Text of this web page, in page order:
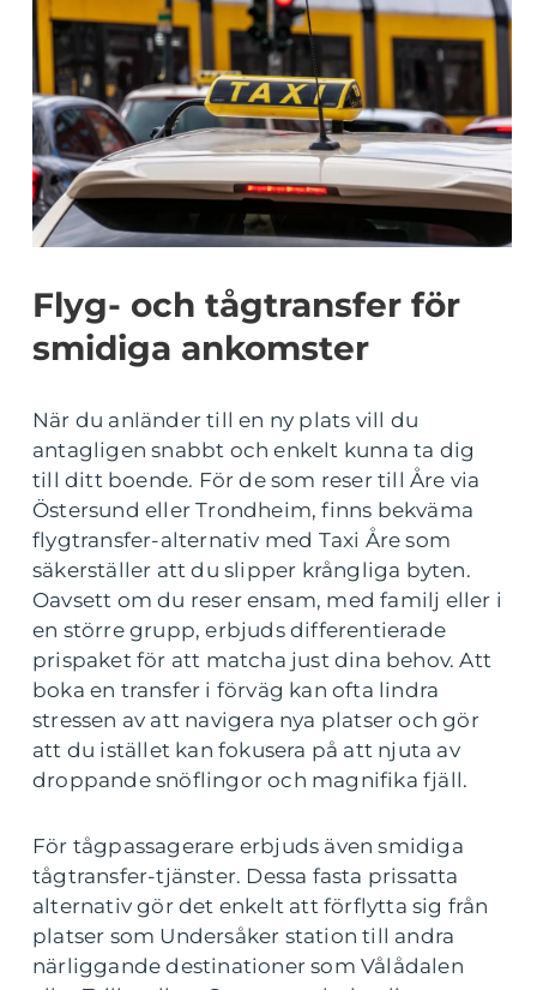
Flyg- och tågtransfer för
smidiga ankomster
När du anländer till en ny plats vill du
antagligen snabbt och enkelt kunna ta dig
till ditt boende. För de som reser till Åre via
Östersund eller Trondheim, finns bekväma
flygtransfer-alternativ med Taxi Åre som
säkerställer att du slipper krångliga byten.
Oavsett om du reser ensam, med familj eller i
en större grupp, erbjuds differentierade
prispaket för att matcha just dina behov. Att
boka en transfer i förväg kan ofta lindra
stressen av att navigera nya platser och gör
att du istället kan fokusera på att njuta av
droppande snöflingor och magnifika fjäll.
För tågpassagerare erbjuds även smidiga
tågtransfer-tjänster. Dessa fasta prissatta
alternativ gör det enkelt att förflytta sig från
platser som Undersåker station till andra
närliggande destinationer som Vålådalen